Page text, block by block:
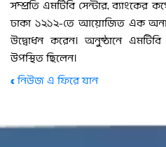
সম্প্রতি এমটিবি সেন্টার, ব্যাংকের
ঢাকা ১২১২-তে আয়োজিত এক
উদ্বোধন করেন। অনুষ্ঠানে এমটিবি
উপস্থিত ছিলেন।
« নিউজ এ ফিরে যান